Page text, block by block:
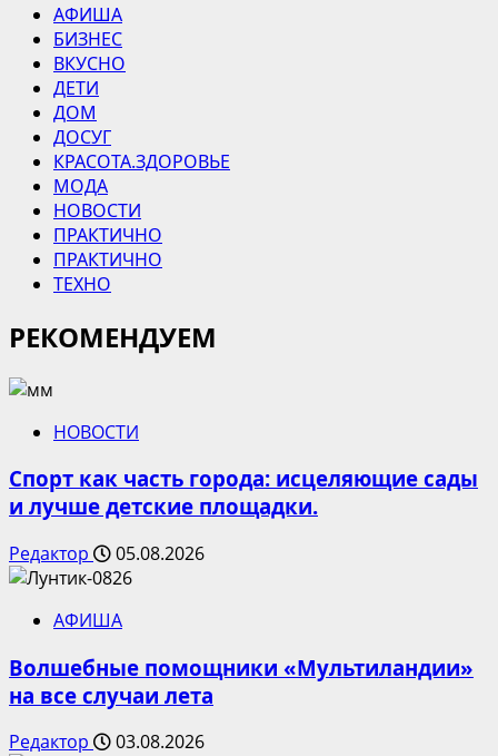
АФИША
БИЗНЕС
ВКУСНО
ДЕТИ
ДОМ
ДОСУГ
КРАСОТА.ЗДОРОВЬЕ
МОДА
НОВОСТИ
ПРАКТИЧНО
ПРАКТИЧНО
ТЕХНО
РЕКОМЕНДУЕМ
НОВОСТИ
Спорт как часть города: исцеляющие сады
и лучше детские площадки.
Редактор 05.08.2026
АФИША
Волшебные помощники «Мультиландии»
на все случаи лета
Редактор 03.08.2026